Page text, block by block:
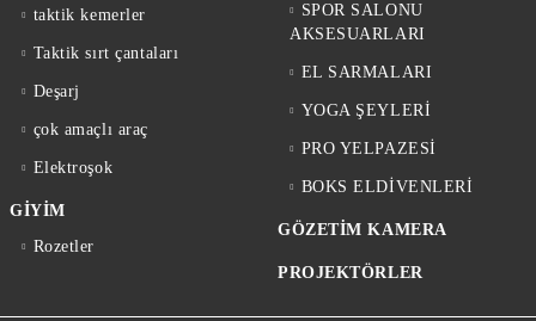
taktik kemerler
Taktik sırt çantaları
Deşarj
çok amaçlı araç
Elektroşok
GİYİM
Rozetler
SPOR SALONU
AKSESUARLARI
EL SARMALARI
YOGA ŞEYLERİ
PRO YELPAZESİ
BOKS ELDİVENLERİ
GÖZETİM KAMERA
PROJEKTÖRLER